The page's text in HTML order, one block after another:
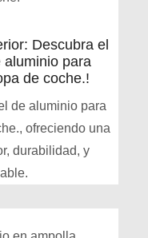
Descubra el
aluminio para
de coche.!
de aluminio para
ofreciendo una
durabilidad, y